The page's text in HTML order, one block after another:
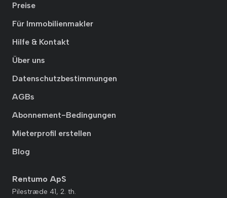
Preise
Für Immobilienmakler
Hilfe & Kontakt
Über uns
Datenschutzbestimmungen
AGBs
Abonnement-Bedingungen
Mieterprofil erstellen
Blog
Rentumo ApS
Pilestræde 41, 2. th.